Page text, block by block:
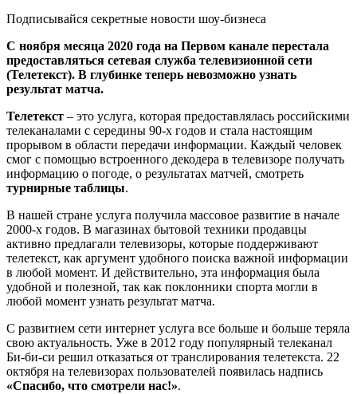
Подписывайся секретные новости шоу-бизнеса
С ноября месяца 2020 года на Первом канале перестала
предоставляться сетевая служба телевизионной сети
(Телетекст). В глубинке теперь невозможно узнать
результат матча.
Телетекст – это услуга, которая предоставлялась российскими
телеканалами с середины 90-х годов и стала настоящим
прорывом в области передачи информации. Каждый человек
смог с помощью встроенного декодера в телевизоре получать
информацию о погоде, о результатах матчей, смотреть
турнирные таблицы.
В нашей стране услуга получила массовое развитие в начале
2000-х годов. В магазинах бытовой техники продавцы
активно предлагали телевизоры, которые поддерживают
телетекст, как аргумент удобного поиска важной информации
в любой момент. И действительно, эта информация была
удобной и полезной, так как поклонники спорта могли в
любой момент узнать результат матча.
С развитием сети интернет услуга все больше и больше теряла
свою актуальность. Уже в 2012 году популярный телеканал
Би-би-си решил отказаться от транслирования телетекста. 22
октября на телевизорах пользователей появилась надпись
«Спасибо, что смотрели нас!».